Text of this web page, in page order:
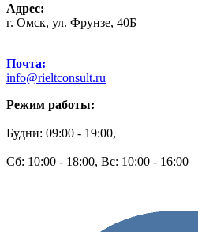
Адрес:
г. Омск, ул. Фрунзе, 40Б
Почта:
info@rieltconsult.ru
Режим работы:
Будни: 09:00 - 19:00,
Сб: 10:00 - 18:00, Вс: 10:00 - 16:00